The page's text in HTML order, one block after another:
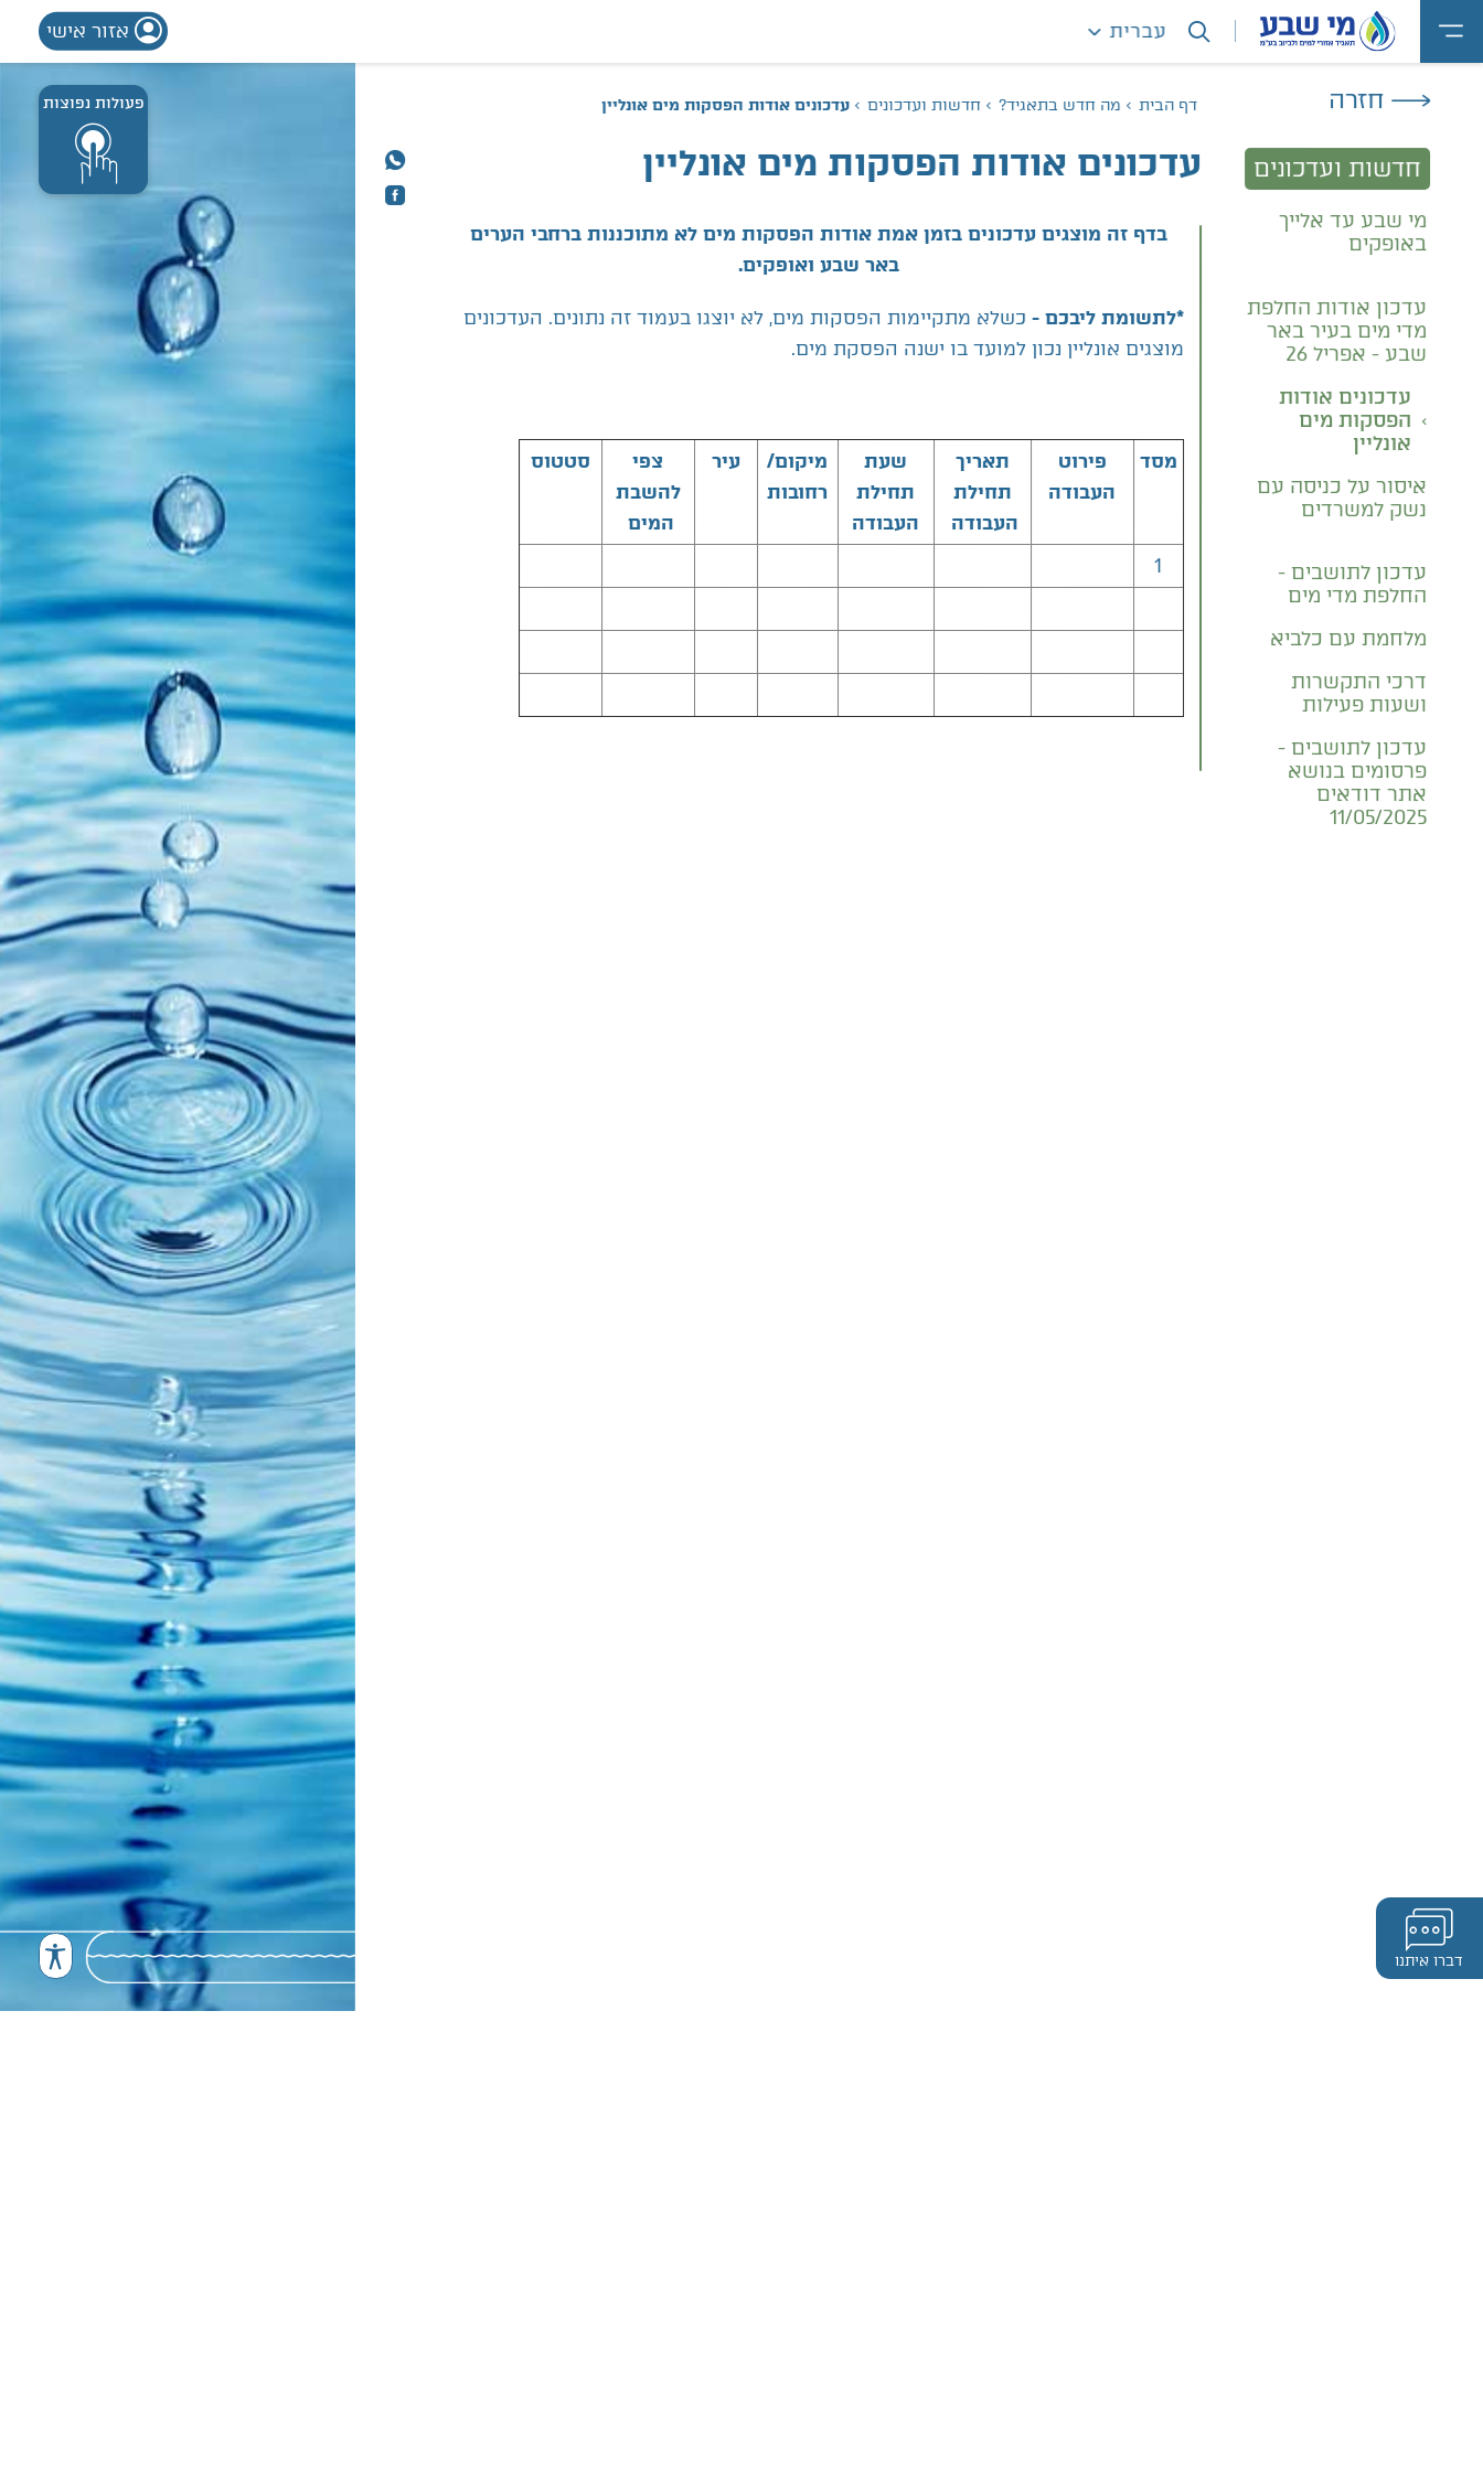
עברית אזור אישי
פעולות נפוצות
דברו איתנו
חזרה
חדשות ועדכונים
מי שבע עד אלייך
באופקים
עדכון אודות החלפת
מדי מים בעיר באר
שבע - אפריל 26
עדכונים אודות
הפסקות מים
אונליין
איסור על כניסה עם
נשק למשרדים
עדכון לתושבים -
החלפת מדי מים
מלחמת עם כלביא
דרכי התקשרות
ושעות פעילות
עדכון לתושבים -
פרסומים בנושא
אתר דודאים
11/05/2025
דף הבית מה חדש בתאגיד? חדשות ועדכונים עדכונים אודות הפסקות מים אונליין
עדכונים אודות הפסקות מים אונליין
בדף זה מוצגים עדכונים בזמן אמת אודות הפסקות מים לא מתוכננות ברחבי הערים
באר שבע ואופקים.
*לתשומת ליבכם - כשלא מתקיימות הפסקות מים, לא יוצגו בעמוד זה נתונים. העדכונים
מוצגים אונליין נכון למועד בו ישנה הפסקת מים.
מסד פירוט
העבודה
תאריך
תחילת
העבודה
שעת
תחילת
העבודה
מיקום/
רחובות
עיר צפי
להשבת
המים
סטטוס
1